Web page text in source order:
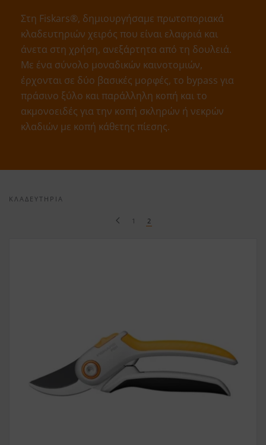
Στη Fiskars®, δημιουργήσαμε πρωτοποριακά
κλαδευτηριών χειρός που είναι ελαφριά και
άνετα στη χρήση, ανεξάρτητα από τη δουλειά.
Με ένα σύνολο μοναδικών καινοτομιών,
έρχονται σε δύο βασικές μορφές, το bypass για
πράσινο ξύλο και παράλληλη κοπή και το
ακμονοειδές για την κοπή σκληρών ή νεκρών
κλαδιών με κοπή κάθετης πίεσης.
ΚΛΑΔΕΥΤΗΡΙΑ
1 2